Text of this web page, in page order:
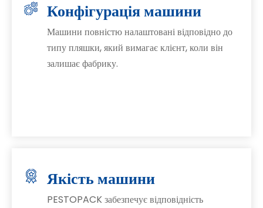
Конфігурація машини
Машини повністю налаштовані відповідно до
типу пляшки, який вимагає клієнт, коли він
залишає фабрику.
Якість машини
PESTOPACK забезпечує відповідність